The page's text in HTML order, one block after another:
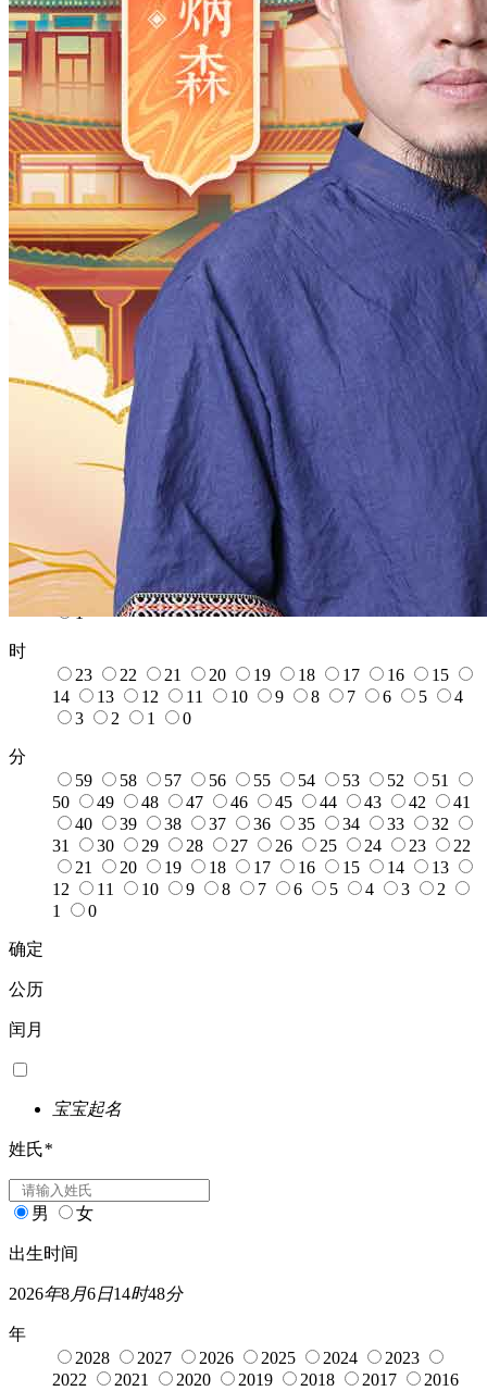
2022
2021 2020 2019 2018
2015
2014 2013 2012 2011
2009
2008 2007 2006 2005
2003
2002
2001 2000 1999 1998
1997
1995 1994 1993 1991
1990
1989
1988 1987 1986 1985
1984
1983
1982 1981 1980 1979 1978
1977
1976
1975 1974 1973 1972
1971
1969 1968 1967 1966 1965
1964
1963
1962 1961 1960 1959
1958
1957
1956 1955 1953 1952
1951
1950
1949 1948 1947
1944
1943 1942 1941 1940 1939
1938
1937
1936 1935 1934 1933
1932
1931
1930 1928 1927 1926
1924
1923 1922 1920
1919
1918
1916 1915 1914
1912
1911
1909 1908 1907
1905
1904 1903 1902 1900
12
11 7
31
30 29 28 27 25 24
22
21 20 18 17
12
11 10 9 8 7 4
1
时
23
22 21 20 19 18 17 16
15
14
13 12 11 10 9 8 7 6 5
4
3
2 1 0
分
59
58 57 56 55 54 53 52
51
50
49 48 47 46 45 44 43 42
41
40
39 38 37 36 35 34 33
32
31
30 29 28 27 26 25 24 23
22
21
20 19 18 17 16 15 14
13
12
11 10 9 8 7 6 5 4 3
2
1
0
确定
公历
闰月
宝宝起名
姓氏*
男 女
出生时间
2026年8月6日14时48分
年
2028
2027 2026 2025 2024
2023
2022
2021 2020 2019 2018 2017
2016